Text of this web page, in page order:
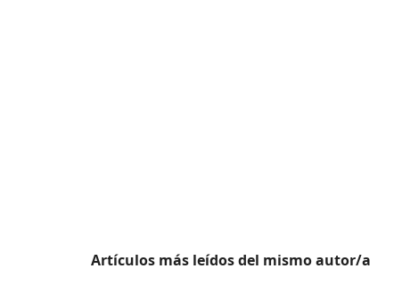
Artículos más leídos del mismo autor/a